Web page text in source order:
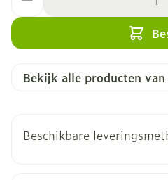
Bekijk alle producten van
Beschikbare